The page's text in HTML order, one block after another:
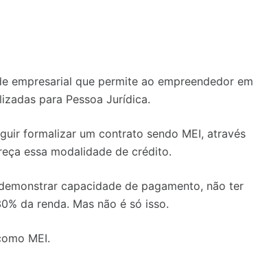
empresarial que permite ao empreendedor em
para Pessoa Jurídica.
formalizar um contrato sendo MEI, através
essa modalidade de crédito.
capacidade de pagamento, não ter
da renda. Mas não é só isso.
MEI.